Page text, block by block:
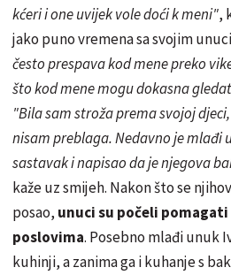
kćeri i one uvijek vole doći k meni",
jako puno vremena sa svojim
često prespava kod mene preko
što kod mene mogu dokasna
"Bila sam stroža prema svojoj
nisam preblaga. Nedavno je mlađi
sastavak i napisao da je njegova
kaže uz smijeh. Nakon što se
posao, unuci su počeli
poslovima. Posebno mlađi unuk
kuhinji, a zanima ga i kuhanje s